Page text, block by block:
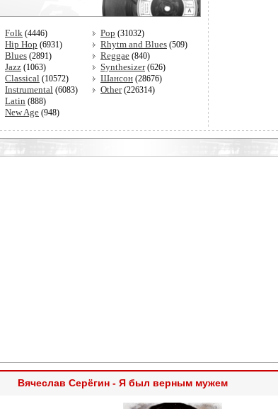
Folk (4446) Pop (31032)
Hip Hop (6931) Rhytm and Blues (509)
Blues (2891) Reggae (840)
Jazz (1063) Synthesizer(626)
Classical (10572) Шансон (28676)
Instrumental (6083) Other(226314)
Latin (888)
New Age (948)
Вячеслав Серёгин - Я был верным мужем